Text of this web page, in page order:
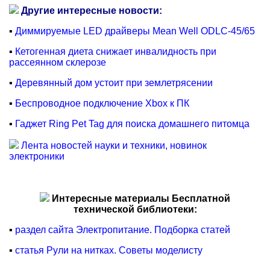
Другие интересные новости:
▪ Диммируемые LED драйверы Mean Well ODLC-45/65
▪ Кетогенная диета снижает инвалидность при
рассеянном склерозе
▪ Деревянный дом устоит при землетрясении
▪ Беспроводное подключение Xbox к ПК
▪ Гаджет Ring Pet Tag для поиска домашнего питомца
Лента новостей науки и техники, новинок
электроники
Интересные материалы Бесплатной
технической библиотеки:
▪ раздел сайта Электропитание. Подборка статей
▪ статья Рули на нитках. Советы моделисту